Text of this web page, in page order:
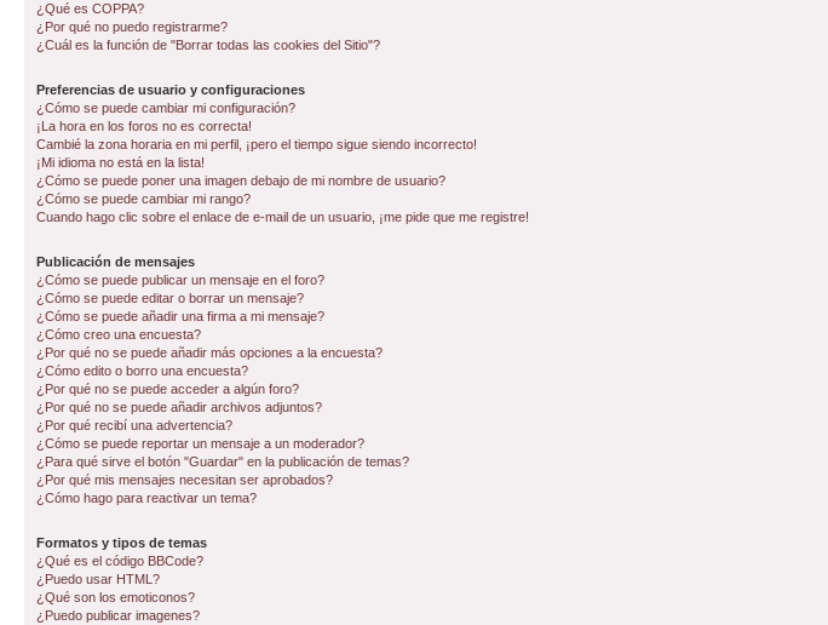
¿Qué es COPPA?
¿Por qué no puedo registrarme?
¿Cuál es la función de "Borrar todas las cookies del Sitio"?
Preferencias de usuario y configuraciones
¿Cómo se puede cambiar mi configuración?
¡La hora en los foros no es correcta!
Cambié la zona horaria en mi perfil, ¡pero el tiempo sigue siendo incorrecto!
¡Mi idioma no está en la lista!
¿Cómo se puede poner una imagen debajo de mi nombre de usuario?
¿Cómo se puede cambiar mi rango?
Cuando hago clic sobre el enlace de e-mail de un usuario, ¡me pide que me registre!
Publicación de mensajes
¿Cómo se puede publicar un mensaje en el foro?
¿Cómo se puede editar o borrar un mensaje?
¿Cómo se puede añadir una firma a mi mensaje?
¿Cómo creo una encuesta?
¿Por qué no se puede añadir más opciones a la encuesta?
¿Cómo edito o borro una encuesta?
¿Por qué no se puede acceder a algún foro?
¿Por qué no se puede añadir archivos adjuntos?
¿Por qué recibí una advertencia?
¿Cómo se puede reportar un mensaje a un moderador?
¿Para qué sirve el botón "Guardar" en la publicación de temas?
¿Por qué mis mensajes necesitan ser aprobados?
¿Cómo hago para reactivar un tema?
Formatos y tipos de temas
¿Qué es el código BBCode?
¿Puedo usar HTML?
¿Qué son los emoticonos?
¿Puedo publicar imagenes?